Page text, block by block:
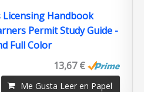
Handbook
Permit Study Guide -
Full Color
13,67 €
Me Gusta Leer en Papel